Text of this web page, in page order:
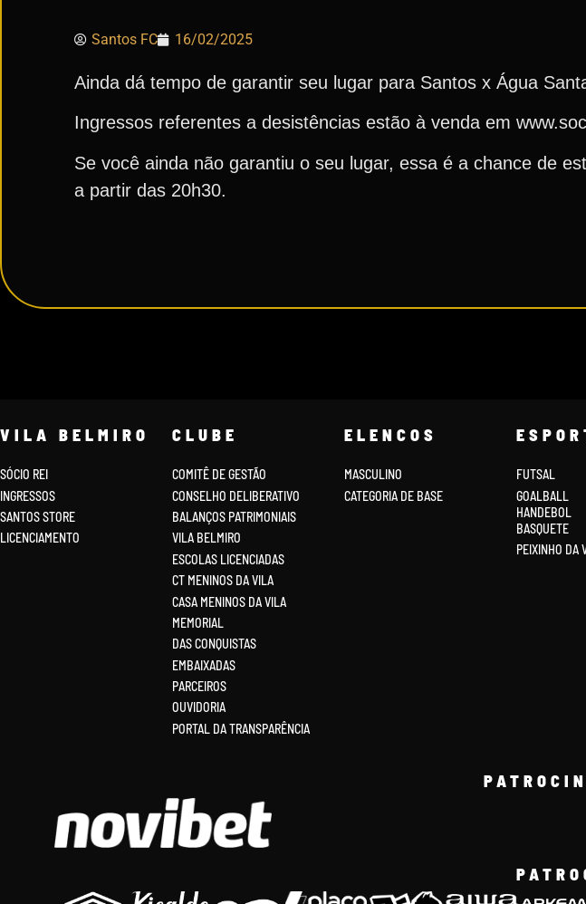
Santos FC 16/02/2025
Ainda dá tempo de garantir seu lugar para Santos x Água
Ingressos referentes a desistências estão à venda em
Se você ainda não garantiu o seu lugar, essa é a chance de
a partir das 20h30.
VILA BELMIRO
SÓCIO REI
INGRESSOS
SANTOS STORE
LICENCIAMENTO
CLUBE
COMITÊ DE GESTÃO
CONSELHO DELIBERATIVO
BALANÇOS PATRIMONIAIS
VILA BELMIRO
ESCOLAS LICENCIADAS
CT MENINOS DA VILA
CASA MENINOS DA VILA
MEMORIAL
DAS CONQUISTAS
EMBAIXADAS
PARCEIROS
OUVIDORIA
PORTAL DA TRANSPARÊNCIA
ELENCOS
MASCULINO
CATEGORIA DE BASE
FUTSAL
GOALBALL
HANDEBOL
BASQUETE
PEIXINHO DA